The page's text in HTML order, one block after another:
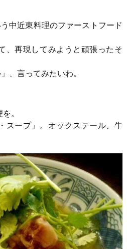
中近東料理のファーストフード
、再現してみようと頑張ったそ
、言ってみたいわ。
。
スープ」。オックステール、牛